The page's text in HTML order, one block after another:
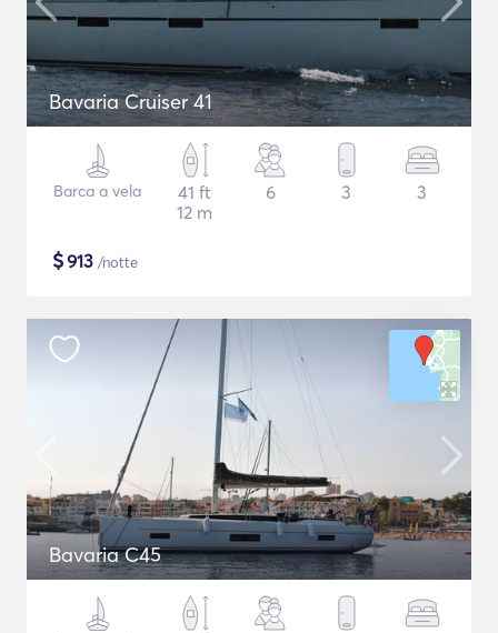
Bavaria Cruiser 41
Barca a vela
41 ft
12 m
6 3 3
$913 /notte
Bavaria C45